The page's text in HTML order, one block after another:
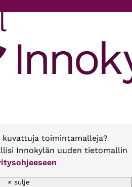
toimintamalleja?
Innokylän uuden tietomallin
× sulje